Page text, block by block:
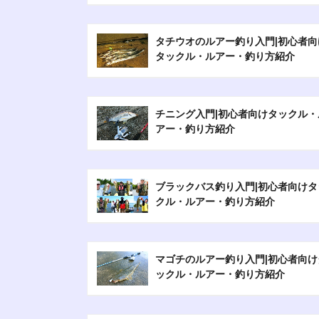
タチウオのルアー釣り入門|初心者
タックル・ルアー・釣り方紹介
チニング入門|初心者向けタックル
アー・釣り方紹介
ブラックバス釣り入門|初心者向けタ
クル・ルアー・釣り方紹介
マゴチのルアー釣り入門|初心者向け
ックル・ルアー・釣り方紹介